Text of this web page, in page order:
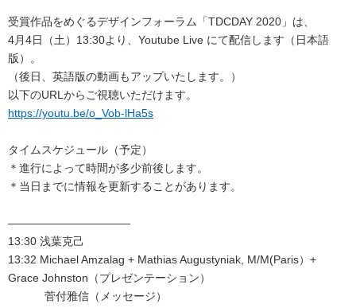
受賞作品をめぐるデザインフォーラム「TDCDAY 2020」は、
4月4日（土）13:30より、Youtube Live にて配信します（日本語
版）。
（後日、英語版の動画もアップいたします。）
以下のURLからご視聴いただけます。
https://youtu.be/o_Vob-lHa5s
タイムスケジュール（予定）
＊進行によって時間が多少前後します。
＊当日までに情報を更新することがあります。
———————————
13:30 浅葉克己
13:32 Michael Amzalag + Mathias Augustyniak, M/M(Paris）+
Grace Johnston（プレゼンテーション）
菅付雅信（メッセージ）